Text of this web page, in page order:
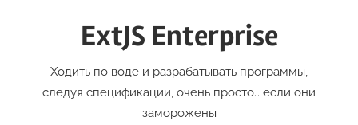
ExtJS Enterprise
Ходить по воде и разрабатывать программы,
следуя спецификации, очень просто… если они
заморожены